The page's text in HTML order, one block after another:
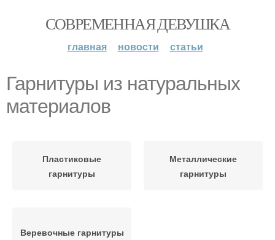
СОВРЕМЕННАЯ ДЕВУШКА
главная новости статьи
Гарнитуры из натуральных
материалов
Пластиковые
гарнитуры
Металлические
гарнитуры
Веревочные гарнитуры